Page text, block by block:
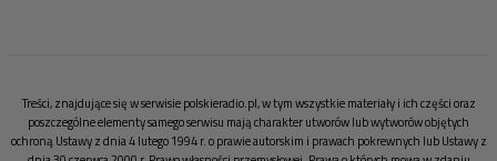
Treści, znajdujące się w serwisie polskieradio.pl, w tym wszystkie materiały i ich części oraz
poszczególne elementy samego serwisu mają charakter utworów lub wytworów objętych
ochroną Ustawy z dnia 4 lutego 1994 r. o prawie autorskim i prawach pokrewnych lub Ustawy z